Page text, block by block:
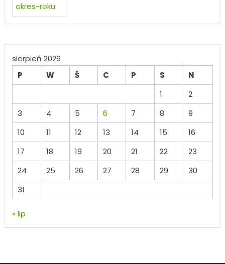
sierpień 2026
P
W Ś C P S
N
1
2
3
4 5 6 7 8
9
10
11 12 13 14 15
16
17
18 19 20 21 22
23
24
25 26 27 28 29
30
31
« lip